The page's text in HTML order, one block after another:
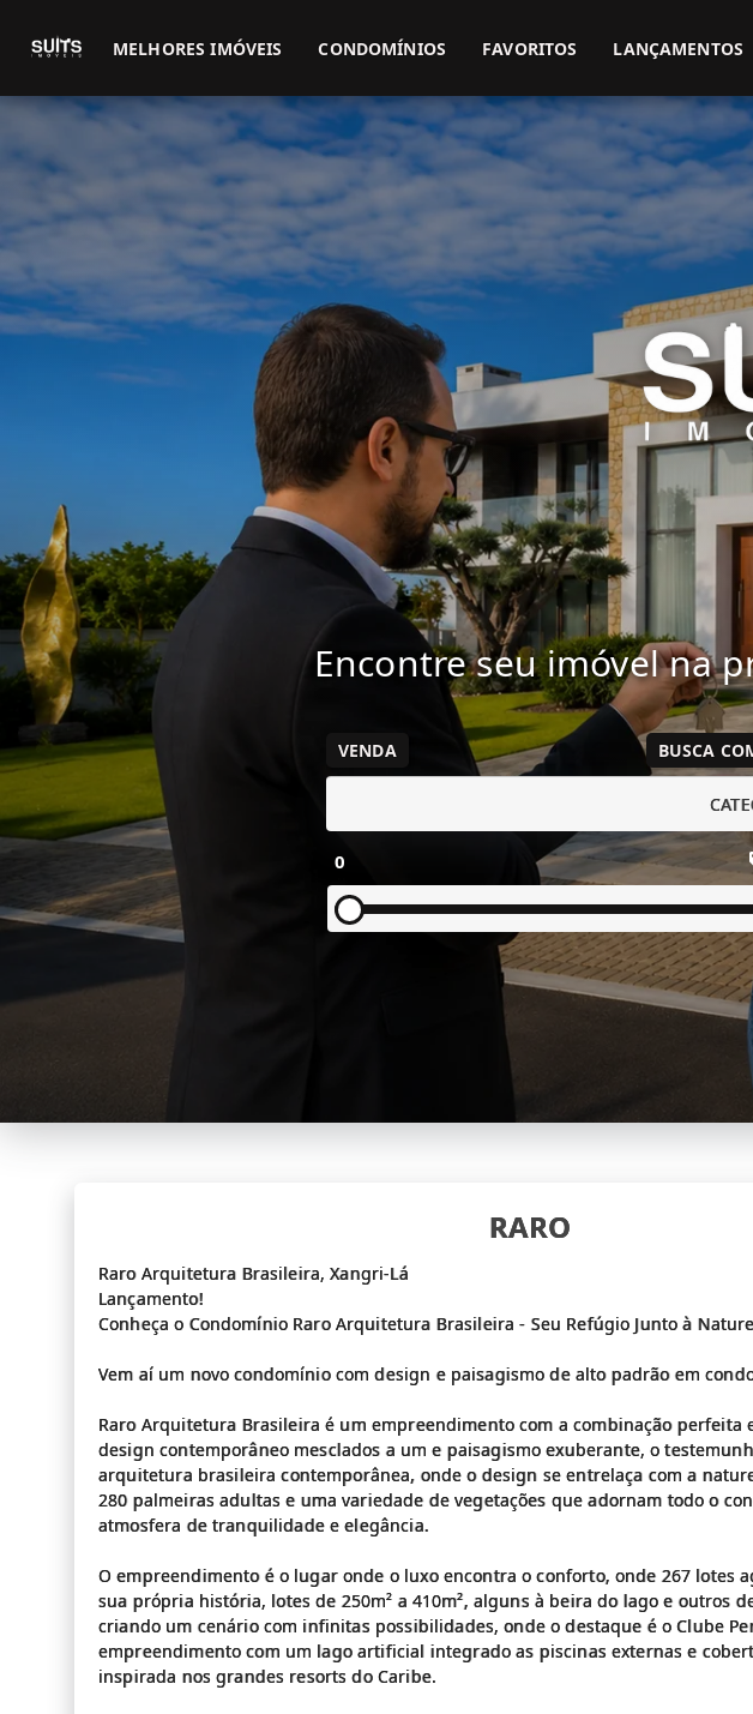
(51)
MELHORES IMÓVEIS CONDOMÍNIOS FAVORITOS LANÇAMENTOS
Encontre seu imóvel na
VENDA BUSCA
0
RARO
Raro Arquitetura Brasileira, Xangri-Lá
Lançamento!
Conheça o Condomínio Raro Arquitetura Brasileira - Seu Refúgio Junto à
Vem aí um novo condomínio com design e paisagismo de alto padrão em
Raro Arquitetura Brasileira é um empreendimento com a combinação perfeita
design contemporâneo mesclados a um e paisagismo exuberante, o
arquitetura brasileira contemporânea, onde o design se entrelaça com a
280 palmeiras adultas e uma variedade de vegetações que adornam todo o
atmosfera de tranquilidade e elegância.
O empreendimento é o lugar onde o luxo encontra o conforto, onde 267 lotes
sua própria história, lotes de 250m² a 410m², alguns à beira do lago e outros
criando um cenário com infinitas possibilidades, onde o destaque é o Clube
empreendimento com um lago artificial integrado as piscinas externas e
inspirada nos grandes resorts do Caribe.